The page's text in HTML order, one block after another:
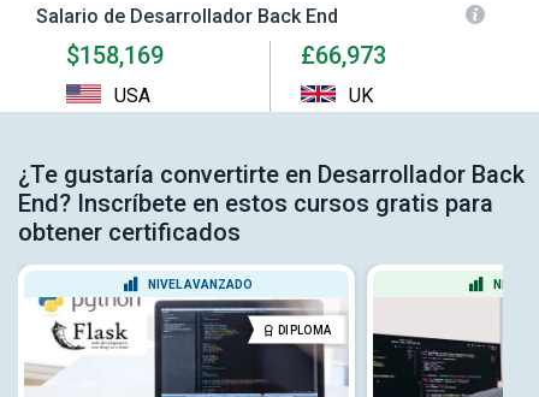
Salario de Desarrollador Back End
$158,169
USA
£66,973
UK
¿Te gustaría convertirte en Desarrollador Back
End? Inscríbete en estos cursos gratis para
obtener certificados
NIVEL AVANZADO
DIPLOMA
NIVEL